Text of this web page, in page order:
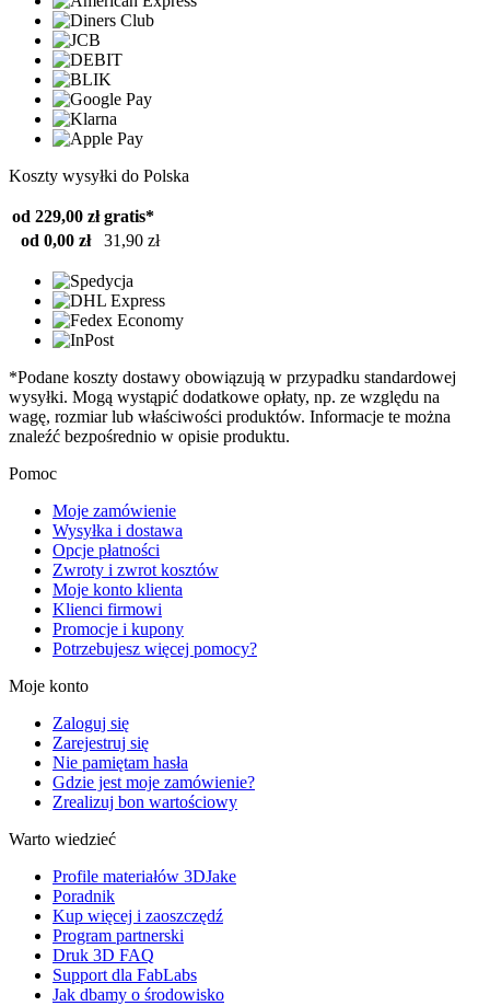
Koszty wysyłki do Polska
od 229,00 zł gratis*
od 0,00 zł
31,90 zł
*Podane koszty dostawy obowiązują w przypadku standardowej
wysyłki. Mogą wystąpić dodatkowe opłaty, np. ze względu na
wagę, rozmiar lub właściwości produktów. Informacje te można
znaleźć bezpośrednio w opisie produktu.
Pomoc
Moje zamówienie
Wysyłka i dostawa
Opcje płatności
Zwroty i zwrot kosztów
Moje konto klienta
Klienci firmowi
Promocje i kupony
Potrzebujesz więcej pomocy?
Moje konto
Zaloguj się
Zarejestruj się
Nie pamiętam hasła
Gdzie jest moje zamówienie?
Zrealizuj bon wartościowy
Warto wiedzieć
Profile materiałów 3DJake
Poradnik
Kup więcej i zaoszczędź
Program partnerski
Druk 3D FAQ
Support dla FabLabs
Jak dbamy o środowisko